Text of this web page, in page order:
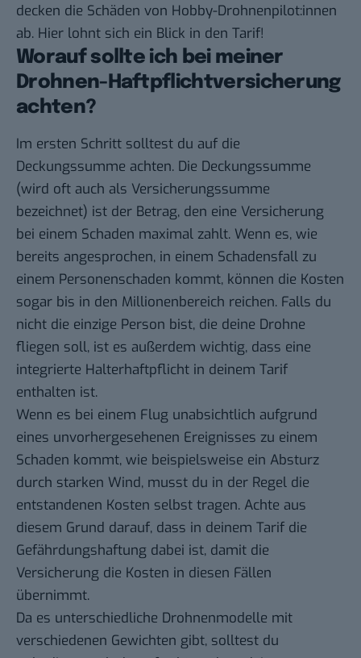
decken die Schäden von Hobby-Drohnenpilot:innen
ab. Hier lohnt sich ein Blick in den Tarif!
Worauf sollte ich bei meiner
Drohnen-Haftpflichtversicherung
achten?
Im ersten Schritt solltest du auf die
Deckungssumme achten. Die Deckungssumme
(wird oft auch als Versicherungssumme
bezeichnet) ist der Betrag, den eine Versicherung
bei einem Schaden maximal zahlt. Wenn es, wie
bereits angesprochen, in einem Schadensfall zu
einem Personenschaden kommt, können die Kosten
sogar bis in den Millionenbereich reichen. Falls du
nicht die einzige Person bist, die deine Drohne
fliegen soll, ist es außerdem wichtig, dass eine
integrierte Halterhaftpflicht in deinem Tarif
enthalten ist.
Wenn es bei einem Flug unabsichtlich aufgrund
eines unvorhergesehenen Ereignisses zu einem
Schaden kommt, wie beispielsweise ein Absturz
durch starken Wind, musst du in der Regel die
entstandenen Kosten selbst tragen. Achte aus
diesem Grund darauf, dass in deinem Tarif die
Gefährdungshaftung dabei ist, damit die
Versicherung die Kosten in diesen Fällen
übernimmt.
Da es unterschiedliche Drohnenmodelle mit
verschiedenen Gewichten gibt, solltest du